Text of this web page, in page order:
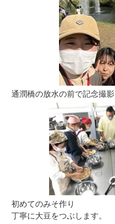
通潤橋の放水の前で記念撮影
初めてのみそ作り
丁寧に大豆をつぶします。